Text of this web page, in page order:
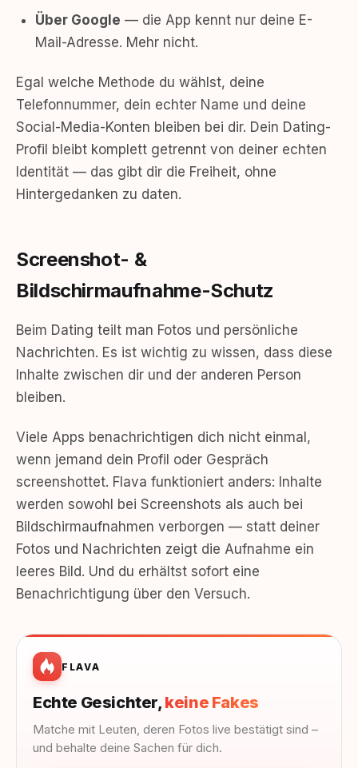
Über Google — die App kennt nur deine E-
Mail-Adresse. Mehr nicht.
Egal welche Methode du wählst, deine
Telefonnummer, dein echter Name und deine
Social-Media-Konten bleiben bei dir. Dein Dating-
Profil bleibt komplett getrennt von deiner echten
Identität — das gibt dir die Freiheit, ohne
Hintergedanken zu daten.
Screenshot- &
Bildschirmaufnahme-Schutz
Beim Dating teilt man Fotos und persönliche
Nachrichten. Es ist wichtig zu wissen, dass diese
Inhalte zwischen dir und der anderen Person
bleiben.
Viele Apps benachrichtigen dich nicht einmal,
wenn jemand dein Profil oder Gespräch
screenshottet. Flava funktioniert anders: Inhalte
werden sowohl bei Screenshots als auch bei
Bildschirmaufnahmen verborgen — statt deiner
Fotos und Nachrichten zeigt die Aufnahme ein
leeres Bild. Und du erhältst sofort eine
Benachrichtigung über den Versuch.
FLAVA
Echte Gesichter,keine Fakes
Matche mit Leuten, deren Fotos live bestätigt sind –
und behalte deine Sachen für dich.